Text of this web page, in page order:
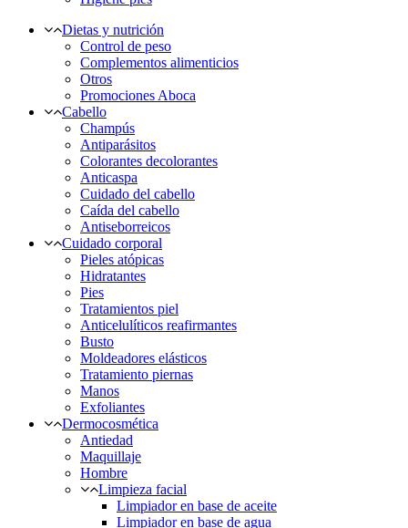
Dietas y nutrición
Control de peso
Complementos alimenticios
Otros
Promociones Aboca
Cabello
Champús
Antiparásitos
Colorantes decolorantes
Anticaspa
Cuidado del cabello
Caída del cabello
Antiseborreicos
Cuidado corporal
Pieles atópicas
Hidratantes
Pies
Tratamientos piel
Anticelulíticos reafirmantes
Busto
Moldeadores elásticos
Tratamiento piernas
Manos
Exfoliantes
Dermocosmética
Antiedad
Maquillaje
Hombre
Limpieza facial
Limpiador en base de aceite
Limpiador en base de agua